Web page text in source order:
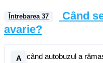
Întrebarea 37
Când
avarie?
A
când autobuzul a